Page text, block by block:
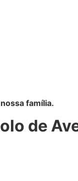
família.
de